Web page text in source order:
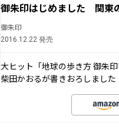
御朱印はじめました 関東
御朱印
2016.12.22 発売
大ヒット「地球の歩き方 御朱
柴田かおるが書きおろしました